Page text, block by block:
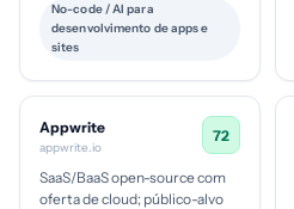
possive...
No-code / AI para
desenvolvimento de apps e
sites
Appwrite
appwrite.io
72
SaaS/BaaS open-source com
oferta de cloud; público-alvo